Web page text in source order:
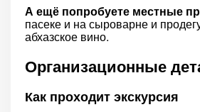
А ещё попробуете местные
пасеке и на сыроварне и
абхазское вино.
Организационные
Как проходит экскурсия